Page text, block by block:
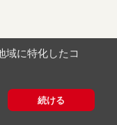
作品
域に特化したコ
続ける